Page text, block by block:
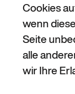
Cookies
wenn
Seite
alle
wir Ihre